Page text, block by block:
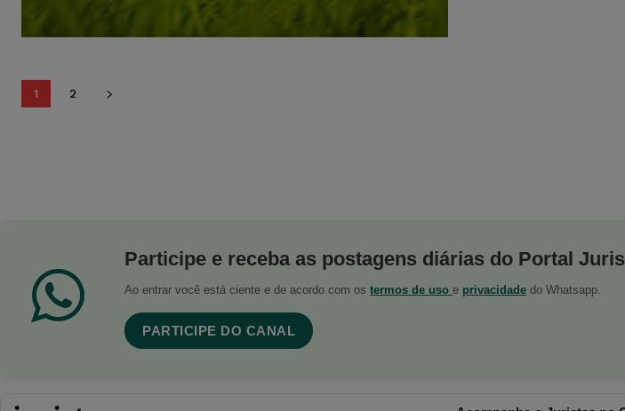
1 2
Participe e receba as postagens diárias do Portal
Ao entrar você está ciente e de acordo com os termos de uso e privacidade do Whatsapp.
PARTICIPE DO CANAL